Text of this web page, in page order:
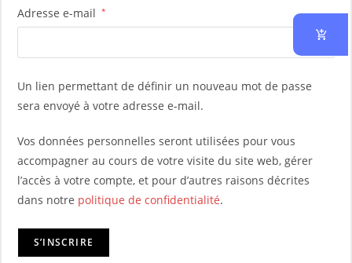
Adresse e-mail *
Un lien permettant de définir un nouveau mot de passe
sera envoyé à votre adresse e-mail.
Vos données personnelles seront utilisées pour vous
accompagner au cours de votre visite du site web, gérer
l’accès à votre compte, et pour d’autres raisons décrites
dans notre politique de confidentialité.
S’INSCRIRE